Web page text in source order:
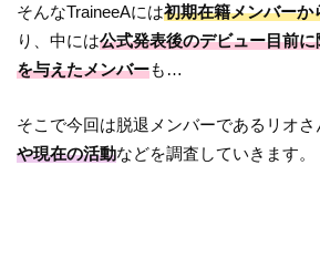
そんなTraineeAには初期在籍メンバーか
り、中には公式発表後のデビュー目前
を与えたメンバーも…
そこで今回は脱退メンバーであるリオ
や現在の活動などを調査していきます。